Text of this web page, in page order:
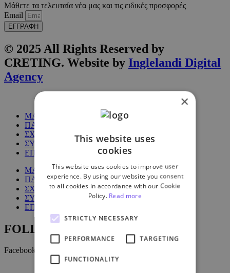
Μάθετε τα τελευταία νέα μας και τις ειδικές προσφορές
Email
ΕΓΓΡΑΦΗ
© 2025 All Rights Reserved by
CRETING. Website by Inglelandi Digital
Agency
ΜΑΘΗΜΑΤΑ
ΠΑΚΕΤΑ
ΣΧΕΤΙΚΑ ΜΕ ΕΜΑΣ
ΣΥΧΝΕΣ ΕΡΩΤΗΣΕΙΣ
ΕΠΙΚΟΙΝΩΝΙΑ
ΜΑΘΗΜΑΤΑ
ΠΑΚΕΤΑ
ΣΧΕΤΙΚΑ ΜΕ ΕΜΑΣ
ΣΥΧΝΕΣ ΕΡΩΤΗΣΕΙΣ
ΕΠΙΚΟΙΝΩΝΙΑ
FOLLOW US:
Facebook
×
This website uses
cookies
This website uses cookies to improve user
experience. By using our website you consent
to all cookies in accordance with our Cookie
Policy. Read more
STRICTLY NECESSARY
PERFORMANCE TARGETING
FUNCTIONALITY